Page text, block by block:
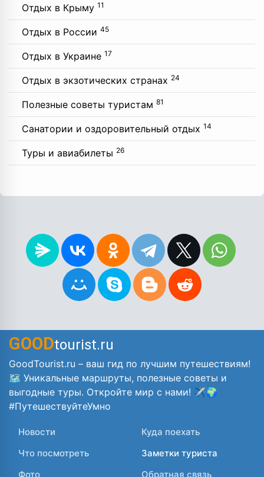
Отдых в Крыму 11
Отдых в России 45
Отдых в Украине 17
Отдых в экзотических странах 24
Полезные советы туристам 81
Санатории и оздоровительный отдых 14
Туры и авиабилеты 26
GOODtourist.ru
GoodTourist.ru – ваш гид по лучшим путешествиям!
🗺️ Уникальные маршруты, полезные советы и
выгодные туры. Откройте мир с нами! ✈️🌍
#ПутешествуйтеУмно
Новости
Куда поехать
Что посмотреть
Заметки туриста
Фото
Обратная связь